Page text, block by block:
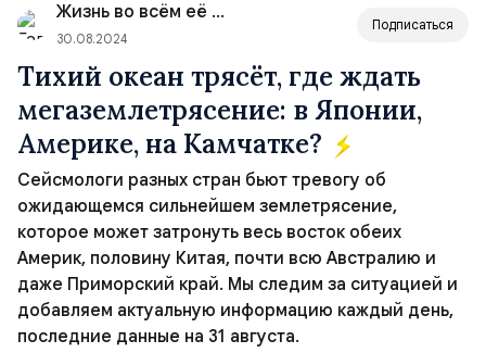
участников Московской Недели моды в этом году
более 100...
Жизнь во всём её многообразии
30.08.2024
Подписаться
Тихий океан трясёт, где ждать
мегаземлетрясение: в Японии,
Америке, на Камчатке?
Сейсмологи разных стран бьют тревогу об
ожидающемся сильнейшем землетрясение,
которое может затронуть весь восток обеих
Америк, половину Китая, почти всю Австралию и
даже Приморский край. Мы следим за ситуацией и
добавляем актуальную информацию каждый день,
последние данные на 31 августа.